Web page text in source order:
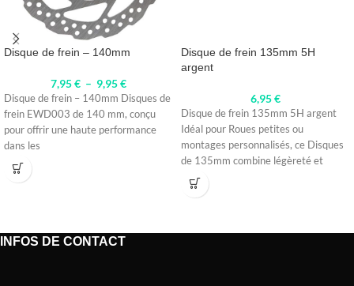
Disque de frein – 140mm
7,95€ – 9,95€
Disque de frein – 140mm Disques de
frein EWD003 de 140 mm, conçu
pour offrir une haute performance
dans les
Disque de frein 135mm 5H
argent
6,95€
Disque de frein 135mm 5H argent
Idéal pour Roues petites ou
montages personnalisés, ce Disques
de 135mm combine légèreté et
INFOS DE CONTACT